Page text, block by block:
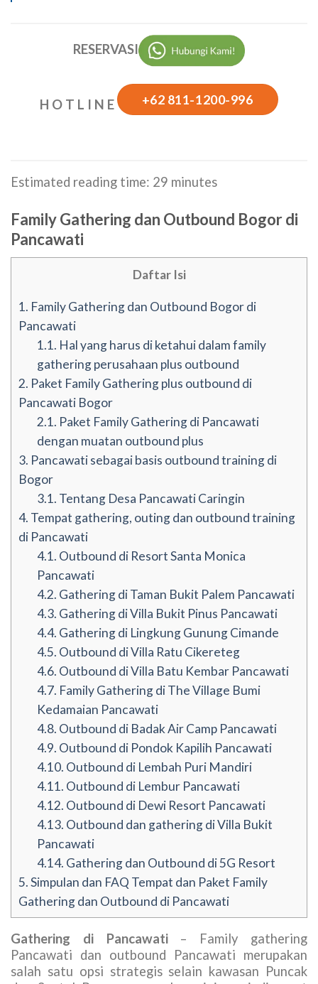
RESERVASI
H O T L I N E +62 811-1200-996
Estimated reading time: 29 minutes
Family Gathering dan Outbound Bogor di
Pancawati
Daftar Isi
1. Family Gathering dan Outbound Bogor di
Pancawati
1.1. Hal yang harus di ketahui dalam family
gathering perusahaan plus outbound
2. Paket Family Gathering plus outbound di
Pancawati Bogor
2.1. Paket Family Gathering di Pancawati
dengan muatan outbound plus
3. Pancawati sebagai basis outbound training di
Bogor
3.1. Tentang Desa Pancawati Caringin
4. Tempat gathering, outing dan outbound training
di Pancawati
4.1. Outbound di Resort Santa Monica
Pancawati
4.2. Gathering di Taman Bukit Palem Pancawati
4.3. Gathering di Villa Bukit Pinus Pancawati
4.4. Gathering di Lingkung Gunung Cimande
4.5. Outbound di Villa Ratu Cikereteg
4.6. Outbound di Villa Batu Kembar Pancawati
4.7. Family Gathering di The Village Bumi
Kedamaian Pancawati
4.8. Outbound di Badak Air Camp Pancawati
4.9. Outbound di Pondok Kapilih Pancawati
4.10. Outbound di Lembah Puri Mandiri
4.11. Outbound di Lembur Pancawati
4.12. Outbound di Dewi Resort Pancawati
4.13. Outbound dan gathering di Villa Bukit
Pancawati
4.14. Gathering dan Outbound di 5G Resort
5.Simpulan dan FAQ Tempat dan Paket Family
Gathering dan Outbound di Pancawati
Gathering di Pancawati– Family gathering
Pancawati dan outbound Pancawati merupakan
salah satu opsi strategis selain kawasan Puncak